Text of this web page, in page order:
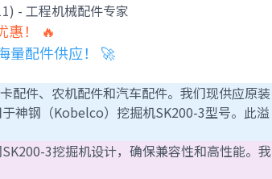
- 工程机械配件专家
惠！ 🔥
量配件供应！ 🚀
配件、农机配件和汽车配件。我们现供应原装
神钢（Kobelco）挖掘机SK200-3型号。此溢
3挖掘机设计，确保兼容性和高性能。我